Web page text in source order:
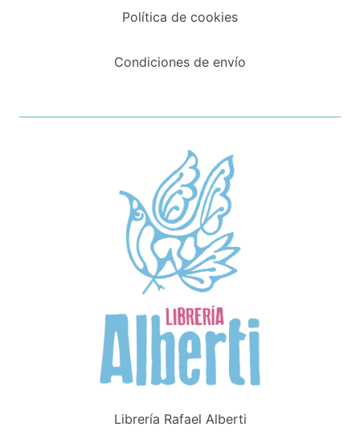
Política de cookies
Condiciones de envío
Librería Rafael Alberti